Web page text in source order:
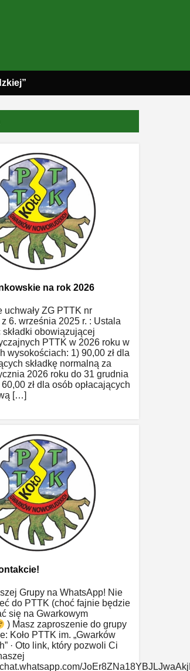
na rok 2026
uchwały ZG PTTK nr
6. września 2025 r. : Ustala
obowiązującej
PTTK w 2026 roku w
wysokościach: 1) 90,00 zł dla
składkę normalną za
2026 roku do 31 grudnia
zł dla osób opłacających
[…]
Grupy na WhatsApp! Nie
do PTTK (choć fajnie będzie
się na Gwarkowym
) Masz zaproszenie do grupy
‎Koło PTTK im. „Gwarków
· Oto link, który pozwoli Ci